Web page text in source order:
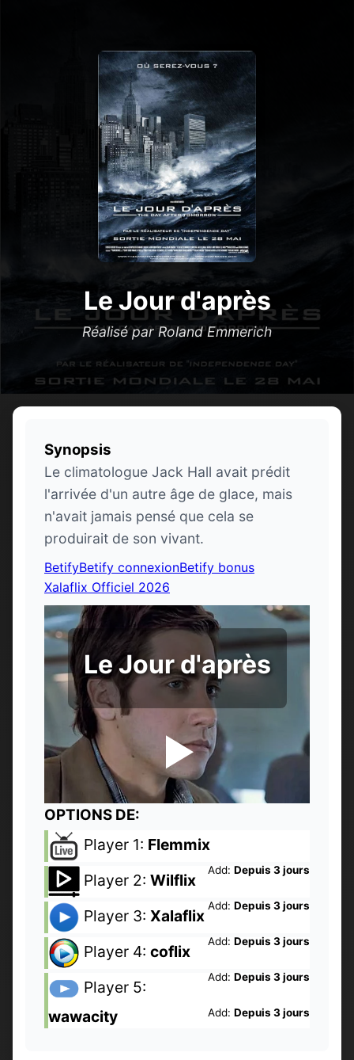
Le Jour d'après
Réalisé par Roland Emmerich
Synopsis
Le climatologue Jack Hall avait prédit
l'arrivée d'un autre âge de glace, mais
n'avait jamais pensé que cela se
produirait de son vivant.
BetifyBetify connexionBetify bonus
Xalaflix Officiel 2026
Le Jour d'après
OPTIONS DE:
Player 1: Flemmix
Add: Depuis 3 jours
Player 2: Wilflix
Add: Depuis 3 jours
Player 3: Xalaflix
Add: Depuis 3 jours
Player 4: coflix
Add: Depuis 3 jours
Player 5:
wawacity
Add: Depuis 3 jours